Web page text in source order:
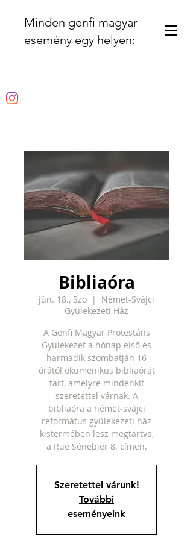
Minden genfi magyar
esemény egy helyen:
Bibliaóra
jún. 18., Szo
  |
Német-Svájci
Gyülekezeti Ház
A Genfi Magyar Protestáns
Gyülekezet a hónap első és
harmadik szombatján 16
órától ökumenikus bibliaórát
tart, amelyre mindenkit
szeretettel várnak. A
bibliaóra a német-svájci
református gyülekezeti ház
kistermében lesz megtartva,
a Rue Sénebier 8. címen.
Szeretettel várunk!
További
eseményeink